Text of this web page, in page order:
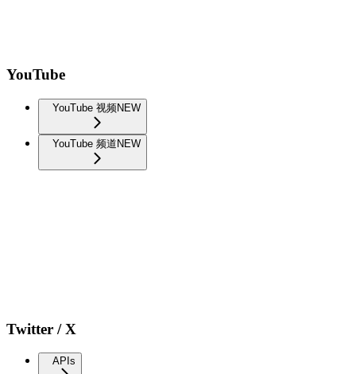
YouTube
YouTube 视频NEW
YouTube 频道 NEW
Twitter / X
APIs